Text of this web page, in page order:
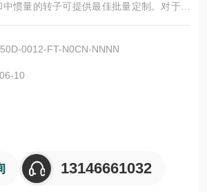
惯量的转子可提供最佳批量定制。对于工
决方案，电机用作数据源。符合 ATEX 标
0012-FT-N0CN-NNNN
10
13146661032